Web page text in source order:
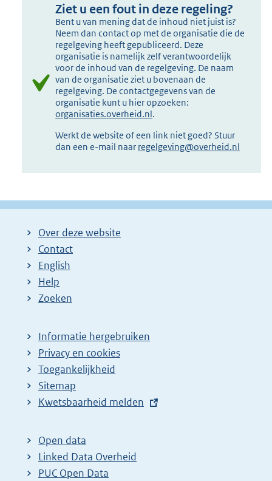
Ziet u een fout in deze regeling?
Bent u van mening dat de inhoud niet juist is?
Neem dan contact op met de organisatie die de
regelgeving heeft gepubliceerd. Deze
organisatie is namelijk zelf verantwoordelijk
voor de inhoud van de regelgeving. De naam
van de organisatie ziet u bovenaan de
regelgeving. De contactgegevens van de
organisatie kunt u hier opzoeken:
organisaties.overheid.nl.
Werkt de website of een link niet goed? Stuur
dan een e-mail naar regelgeving@overheid.nl
Over deze website
Contact
English
Help
Zoeken
Informatie hergebruiken
Privacy en cookies
Toegankelijkheid
Sitemap
E
t
e
r
Kwetsbaarheid melden
Open data
Linked Data Overheid
PUC Open Data